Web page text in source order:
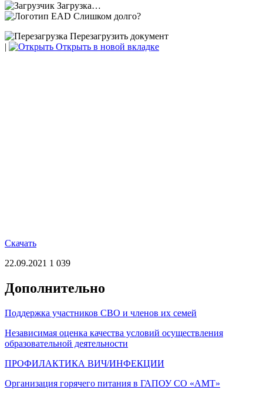
Загрузка…
Слишком долго?
Перезагрузить документ
|
Открыть в новой вкладке
Скачать
22.09.2021 1 039
Дополнительно
Поддержка участников СВО и членов их семей
Независимая оценка качества условий осуществления
образовательной деятельности
ПРОФИЛАКТИКА ВИЧ/ИНФЕКЦИИ
Организация горячего питания в ГАПОУ СО «АМТ»